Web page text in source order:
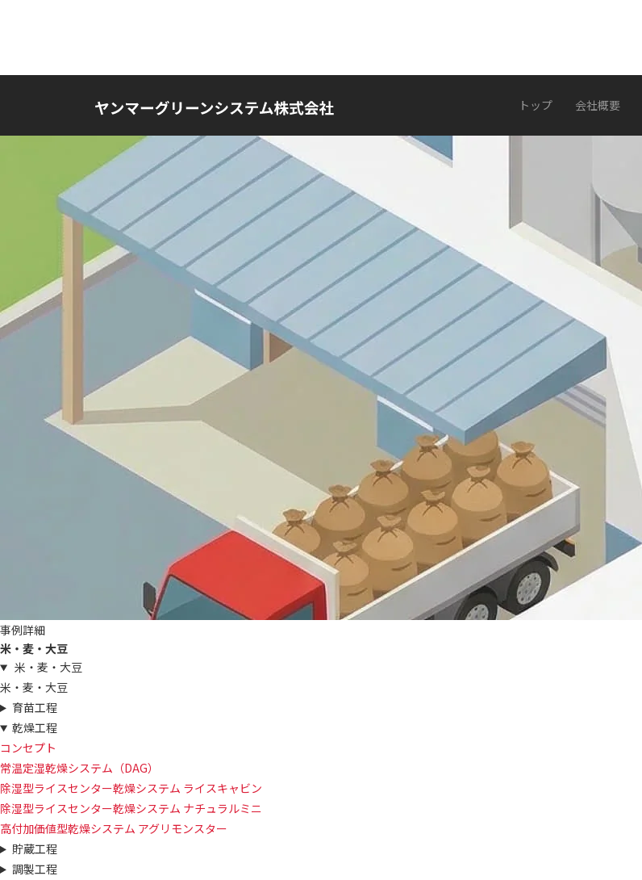
トップ 会社概要
事例詳細
米・麦・大豆
米・麦・大豆
米・麦・大豆
育苗工程
乾燥工程
コンセプト
常温定湿乾燥システム（DAG）
除湿型ライスセンター乾燥システム ライスキャビン
除湿型ライスセンター乾燥システム ナチュラルミニ
高付加価値型乾燥システム アグリモンスター
貯蔵工程
調製工程